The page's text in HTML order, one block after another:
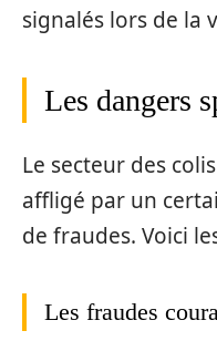
signalés lors de la
Les dangers
Le secteur des
affligé par un
de fraudes. Voici
Les fraudes